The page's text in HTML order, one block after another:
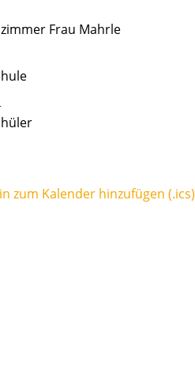
Frau Mahrle
zum Kalender hinzufügen (.ics)